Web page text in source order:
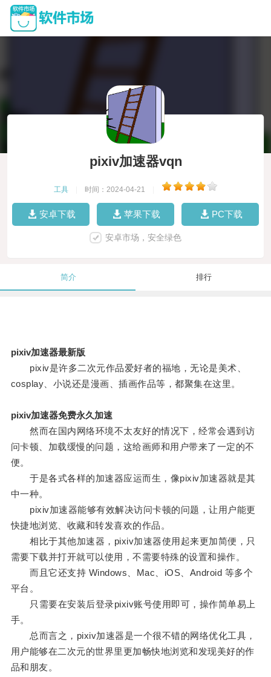
pixiv加速器vqn
工具 时间：2024-04-21
安卓下载 苹果下载 PC下载
安卓市场，安全绿色
简介 排行
pixiv加速器最新版
pixiv是许多二次元作品爱好者的福地，无论是美术、
cosplay、小说还是漫画、插画作品等，都聚集在这里。
pixiv加速器免费永久加速
然而在国内网络环境不太友好的情况下，经常会遇到访
问卡顿、加载缓慢的问题，这给画师和用户带来了一定的不
便。
于是各式各样的加速器应运而生，像pixiv加速器就是其
中一种。
pixiv加速器能够有效解决访问卡顿的问题，让用户能更
快捷地浏览、收藏和转发喜欢的作品。
相比于其他加速器，pixiv加速器使用起来更加简便，只
需要下载并打开就可以使用，不需要特殊的设置和操作。
而且它还支持 Windows、Mac、iOS、Android 等多个
平台。
只需要在安装后登录pixiv账号使用即可，操作简单易上
手。
总而言之，pixiv加速器是一个很不错的网络优化工具，
用户能够在二次元的世界里更加畅快地浏览和发现美好的作
品和朋友。